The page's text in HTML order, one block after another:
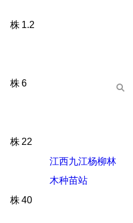
江西九江杨柳林
木种苗站
株 1.2
株6
株 22
株40